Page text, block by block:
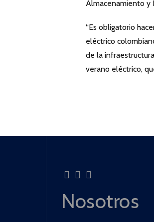
Almacenamiento y
“Es obligatorio
eléctrico
de la
verano eléctrico,
Nosotros